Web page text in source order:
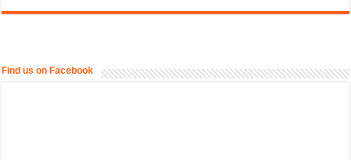
Find us on Facebook